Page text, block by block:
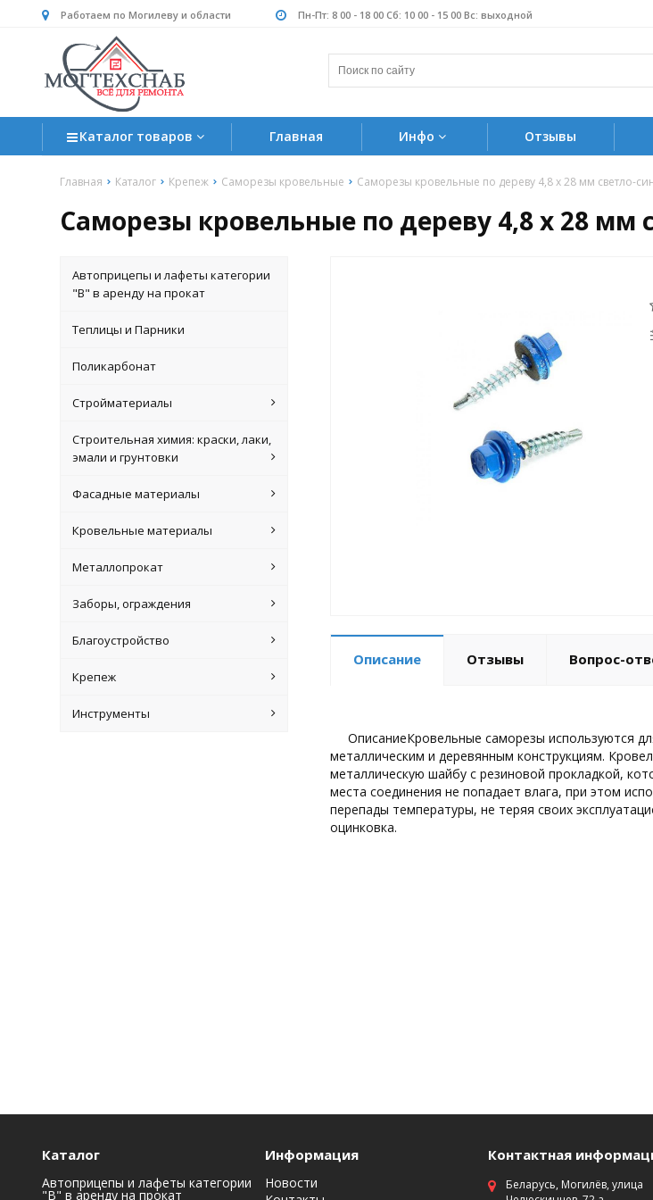
Работаем по Могилеву и области Пн-Пт: 8 00 - 18 00 Сб: 10 00 - 15 00 Вс: выходной
Каталог товаров Главная Инфо Отзывы
Главная Каталог Крепеж Саморезы кровельные Саморезы кровельные по дереву 4,8 х 28 мм светло-
Саморезы кровельные по дереву 4,8 х 28 мм
Автоприцепы и лафеты категории
"B" в аренду на прокат
Теплицы и Парники
Поликарбонат
Стройматериалы
Строительная химия: краски, лаки,
эмали и грунтовки
Фасадные материалы
Кровельные материалы
Металлопрокат
Заборы, ограждения
Благоустройство
Крепеж
Инструменты
Описание Отзывы Вопрос-
ОписаниеКровельные саморезы используются
металлическим и деревянным конструкциям.
металлическую шайбу с резиновой прокладкой,
места соединения не попадает влага, при этом
перепады температуры, не теряя своих
оцинковка.
Каталог
Автоприцепы и лафеты категории
"B" в аренду на прокат
Информация
Новости
Контактная
Беларусь, Могилёв, улица